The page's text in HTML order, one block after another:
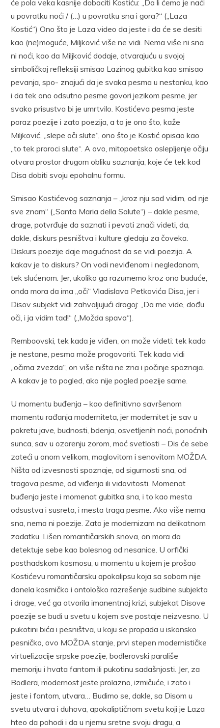
će pola veka kasnije dobaciti Kostiću: „Da li ćemo je naći
u povratku noći / (…) u povratku sna i gora?“ („Laza
Kostić“) Ono što je Laza video da jeste i da će se desiti
kao (ne)moguće, Miljković više ne vidi. Nema više ni sna
ni noći, kao da Miljković dodaje, otvarajuću u svojoj
simboličkoj refleksiji smisao Lazinog gubitka kao smisao
pevanja, spo- znajući da je svaka pesma u nestanku, kao
i da tek ono odsutno pesme govori jezikom pesme, jer
svako prisustvo bi je umrtvilo. Kostićeva pesma jeste
poraz poezije i zato poezija, a to je ono što, kaže
Miljković, „slepe oči slute“, ono što je Kostić opisao kao
„to tek proroci slute“. A ovo, mitopoetsko oslepljenje očiju
otvara prostor drugom obliku saznanja, koje će tek kod
Disa dobiti svoju epohalnu formu.
Smisao Kostićevog saznanja – „kroz nju sad vidim, od nje
sve znam“ („Santa Maria della Salute“) – dakle pesme,
drage, potvrđuje da saznati i pevati znači videti, da,
dakle, diskurs pesništva i kulture gledaju za čoveka.
Diskurs poezije daje mogućnost da se vidi poezija. A
kakav je to diskurs? On vodi neviđenom i negledanom,
tek slućenom. Jer, ukoliko ga razumemo kroz ono buduće,
onda mora da ima „oči“ Vladislava Petkovića Disa, jer i
Disov subjekt vidi zahvaljujući dragoj: „Da me vide, dođu
oči, i ja vidim tad!“ („Možda spava“).
Remboovski, tek kada je viđen, on može videti: tek kada
je nestane, pesma može progovoriti. Tek kada vidi
„očima zvezda“, on više ništa ne zna i počinje spoznaja.
A kakav je to pogled, ako nije pogled poezije same.
U momentu buđenja – kao definitivno savršenom
momentu rađanja moderniteta, jer modernitet je sav u
pokretu jave, budnosti, bdenja, osvetljenih noći, ponoćnih
sunca, sav u ozarenju zorom, moć svetlosti – Dis će sebe
zateći u onom velikom, maglovitom i senovitom MOŽDA.
Ništa od izvesnosti spoznaje, od sigurnosti sna, od
tragova pesme, od viđenja ili vidovitosti. Momenat
buđenja jeste i momenat gubitka sna, i to kao mesta
odsustva i susreta, i mesta traga pesme. Ako više nema
sna, nema ni poezije. Zato je modernizam na delikatnom
zadatku. Lišen romantičarskih snova, on mora da
detektuje sebe kao bolesnog od nesanice. U orfički
posthadskom kosmosu, u momentu u kojem je prošao
Kostićevu romantičarsku apokalipsu koja sa sobom nije
donela kosmičko i ontološko razrešenje sudbine subjekta
i drage, već ga otvorila imanentnoj krizi, subjekat Disove
poezije se budi u svetu u kojem sve postaje neizvesno. U
pukotini bića i pesništva, u koju se propada u iskonsko
pesničko, ovo MOŽDA stanje, prvi stepen modernističke
virtuelizacije srpske poezije, bodlerovski parališe
memoriju i hvata fantom ili pukotinu sadašnjosti. Jer, za
Bodlera, modernost jeste prolazno, izmičuće, i zato i
jeste i fantom, utvara… Budimo se, dakle, sa Disom u
svetu utvara i duhova, apokaliptičnom svetu koji je Laza
hteo da pohodi i da u njemu sretne svoju dragu, a